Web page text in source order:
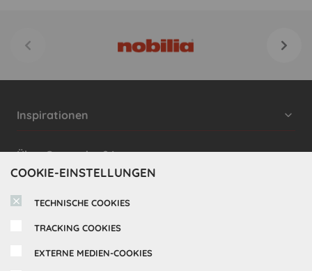
COOKIE-EINSTELLUNGEN
TECHNISCHE COOKIES
TRACKING COOKIES
EXTERNE MEDIEN-COOKIES
Inspirationen
Cocooning24 Küchen
Über Cocooning24
Impressum
FAQ
Kontakt
Kundendienst
Lieferung
Montage
Newsletter abonnieren